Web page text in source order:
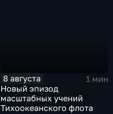
8 августа
1 мин
Новый эпизод
масштабных учений
Тихоокеанского флота